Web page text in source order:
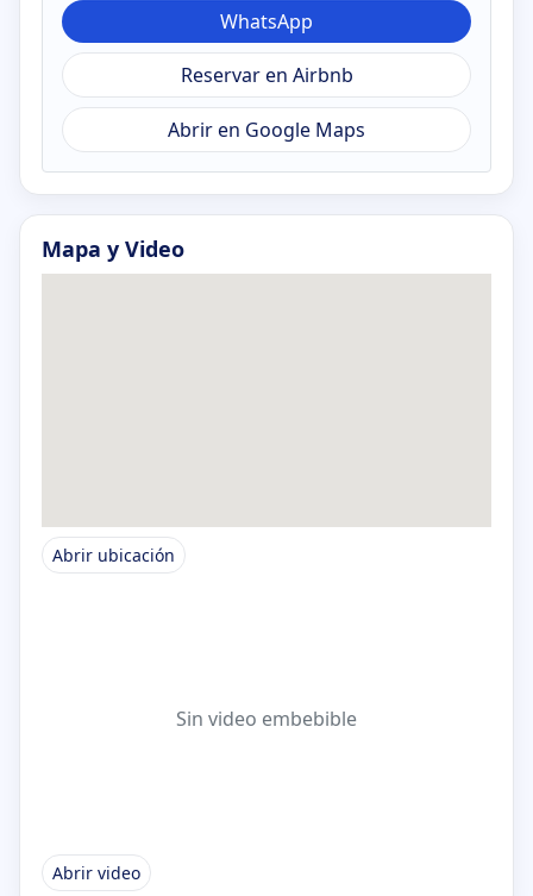
WhatsApp
Reservar en Airbnb
Abrir en Google Maps
Mapa y Video
Abrir ubicación
Sin video embebible
Abrir video